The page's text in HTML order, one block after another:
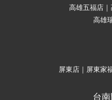
高雄五福店
高雄
屏東店｜屏東家
台